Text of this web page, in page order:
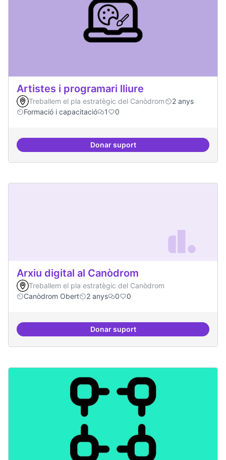
Artistes i programari lliure
Treballem el pla estratègic del Canòdrom
2 anys
Formació i capacitació
1 0
Donar suportArtistes i programari lliure
Arxiu digital al Canòdrom
Treballem el pla estratègic del Canòdrom
Canòdrom Obert
2 anys 0 0
Donar suportArxiu digital al Canòdrom